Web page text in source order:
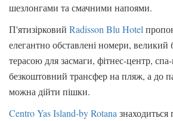
шезлонгами та смачними напоями.
П'ятизірковий Radisson Blu Hotel
елегантно обставлені номери,
терасою для засмаги, фітнес-центр,
безкоштовний трансфер на пляж, а до
можна дійти пішки.
Centro Yas Island-by Rotana знаходиться